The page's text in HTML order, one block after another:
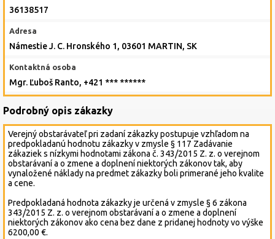
36138517
Adresa
Námestie J. C. Hronského 1, 03601 MARTIN, SK
Kontaktná osoba
Mgr. Ľuboš Ranto, +421 *** ******
Podrobný opis zákazky
Verejný obstarávateľ pri zadaní zákazky postupuje vzhľadom na
predpokladanú hodnotu zákazky v zmysle § 117 Zadávanie
zákaziek s nízkymi hodnotami zákona č. 343/2015 Z. z. o verejnom
obstarávaní a o zmene a doplnení niektorých zákonov tak, aby
vynaložené náklady na predmet zákazky boli primerané jeho kvalite
a cene.
Predpokladaná hodnota zákazky je určená v zmysle § 6 zákona
343/2015 Z. z. o verejnom obstarávaní a o zmene a doplnení
niektorých zákonov ako cena bez dane z pridanej hodnoty vo výške
6200,00 €.